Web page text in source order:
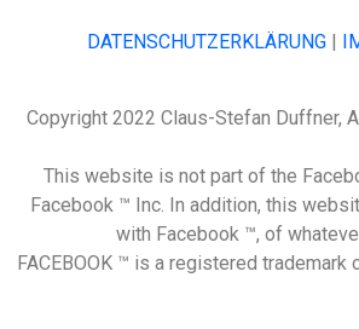
DATENSCHUTZERKLÄRUNG
Copyright 2022 Claus-Stefan Duffner,
This website is not part of the
Facebook ™ Inc. In addition, this
with Facebook ™, of
FACEBOOK ™ is a registered trademark